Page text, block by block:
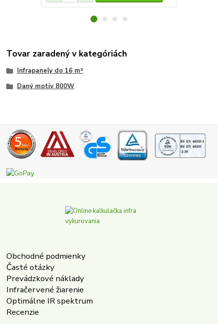
Tovar zaradený v kategóriách
Infrapanely do 16 m²
Daný motív 800W
Obchodné podmienky
Časté otázky
Prevádzkové náklady
Infračervené žiarenie
Optimálne IR spektrum
Recenzie